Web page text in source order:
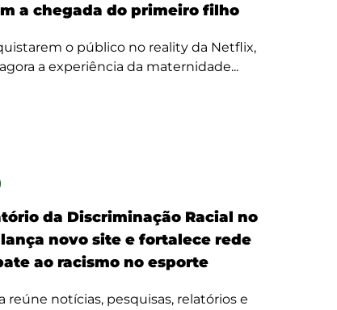
a chegada do primeiro filho
o público no reality da Netflix,
a experiência da maternidade...
da Discriminação Racial no
novo site e fortalece rede
ao racismo no esporte
reúne notícias, pesquisas, relatórios e